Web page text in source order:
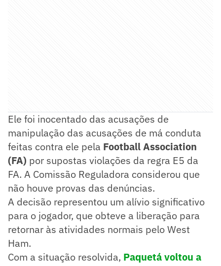
Ele foi inocentado das acusações de
manipulação das acusações de má conduta
feitas contra ele pela Football Association
(FA) por supostas violações da regra E5 da
FA. A Comissão Reguladora considerou que
não houve provas das denúncias.
A decisão representou um alívio significativo
para o jogador, que obteve a liberação para
retornar às atividades normais pelo West
Ham.
Com a situação resolvida, Paquetá voltou a